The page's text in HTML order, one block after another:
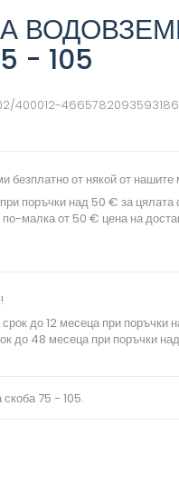
- 105
400012-
безплатно от някой от нашите
поръчки над 50 € за цялата
по-малка от 50 € цена на
до 12 месеца при поръчки
до 48 месеца при поръчки
75 - 105.